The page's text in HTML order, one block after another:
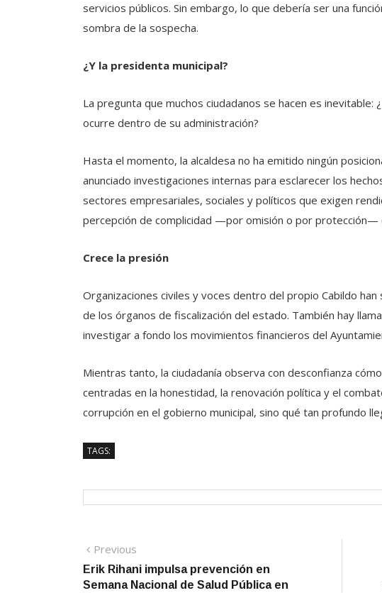
servicios públicos. Sin embargo, lo que debería ser una
sombra de la sospecha.
¿Y la presidenta municipal?
La pregunta que muchos ciudadanos se hacen es
ocurre dentro de su administración?
Hasta el momento, la alcaldesa no ha emitido ningún
anunciado investigaciones internas para esclarecer los
sectores empresariales, sociales y políticos que exigen
percepción de complicidad —por omisión o por protección—
Crece la presión
Organizaciones civiles y voces dentro del propio Cabildo
de los órganos de fiscalización del estado. También hay
investigar a fondo los movimientos financieros del
Mientras tanto, la ciudadanía observa con desconfianza
centradas en la honestidad, la renovación política y el
corrupción en el gobierno municipal, sino qué tan profundo
TAGS:
Navegación
de
Previous
post:
Erik Rihani impulsa prevención en
Semana Nacional de Salud Pública en